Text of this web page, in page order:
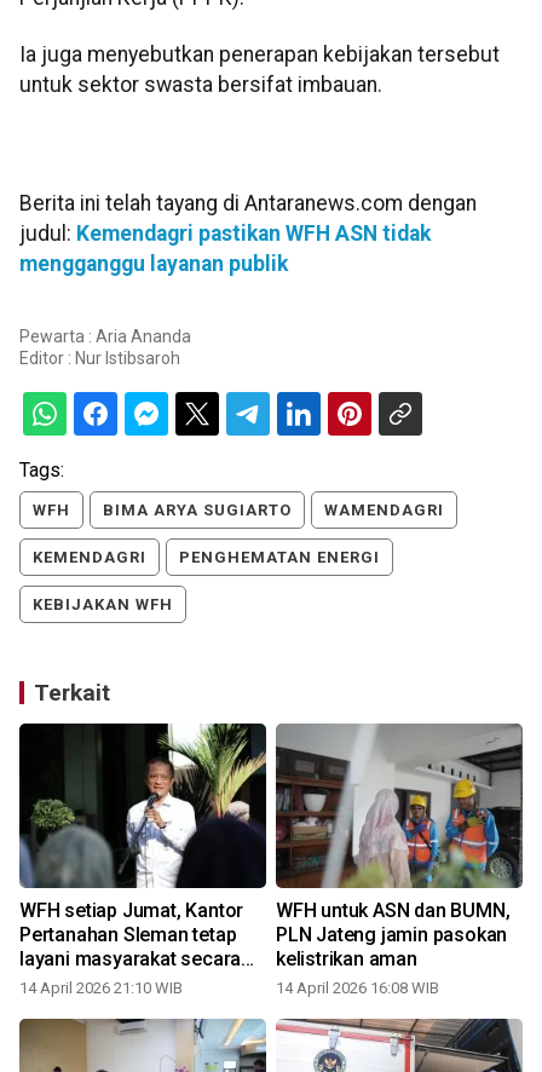
Ia juga menyebutkan penerapan kebijakan tersebut
untuk sektor swasta bersifat imbauan.
Berita ini telah tayang di Antaranews.com dengan
judul: Kemendagri pastikan WFH ASN tidak
mengganggu layanan publik
Pewarta : Aria Ananda
Editor : Nur Istibsaroh
Tags:
WFH BIMA ARYA SUGIARTO WAMENDAGRI
KEMENDAGRI PENGHEMATAN ENERGI
KEBIJAKAN WFH
Terkait
WFH setiap Jumat, Kantor
Pertanahan Sleman tetap
layani masyarakat secara
maksimal
14 April 2026 21:10 WIB
WFH untuk ASN dan BUMN,
PLN Jateng jamin pasokan
kelistrikan aman
14 April 2026 16:08 WIB